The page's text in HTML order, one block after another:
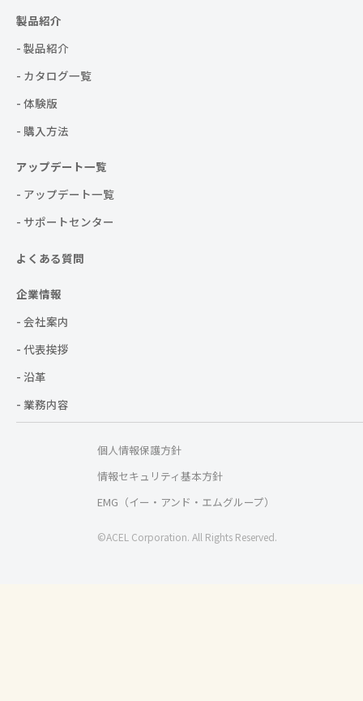
製品紹介
- 製品紹介
- カタログ一覧
- 体験版
- 購入方法
アップデート一覧
- アップデート一覧
- サポートセンター
よくある質問
企業情報
- 会社案内
- 代表挨拶
- 沿革
- 業務内容
個人情報保護方針
情報セキュリティ基本方針
EMG（イー・アンド・エムグループ）